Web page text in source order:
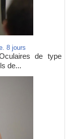
8 jours
de type
de...